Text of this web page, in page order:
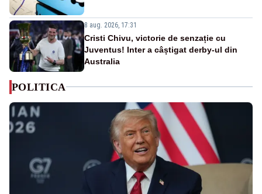
8 aug. 2026, 17:31
Cristi Chivu, victorie de senzație cu
Juventus! Inter a câștigat derby-ul din
Australia
POLITICA